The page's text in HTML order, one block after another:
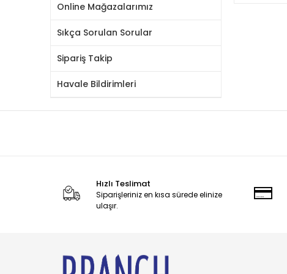
Online Mağazalarımız
Sıkça Sorulan Sorular
Sipariş Takip
Havale Bildirimleri
Hızlı Teslimat
Siparişleriniz en kısa sürede elinize
ulaşır.